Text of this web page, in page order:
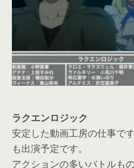
ラクエンロジック
安定した動画工房の仕事で
も出演予定です。
アクションの多いバトルも